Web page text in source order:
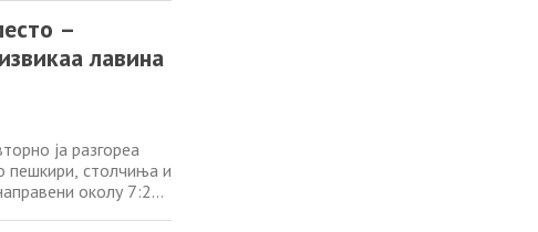
–
лавина
ја разгореа
пешкири, столчиња и
околу 7:20